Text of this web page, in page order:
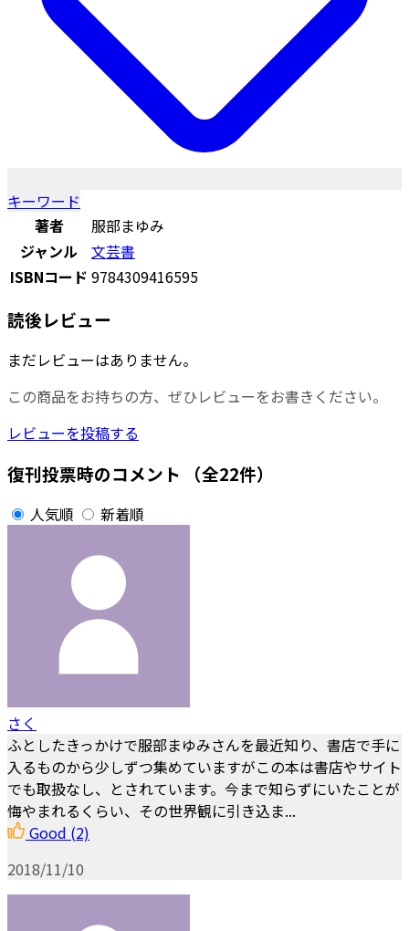
キーワード
著者
服部まゆみ
ジャンル
文芸書
ISBNコード 9784309416595
読後レビュー
まだレビューはありません。
この商品をお持ちの方、ぜひレビューをお書きください。
レビューを投稿する
復刊投票時のコメント （全22件）
人気順 新着順
さく
ふとしたきっかけで服部まゆみさんを最近知り、書店で手に
入るものから少しずつ集めていますがこの本は書店やサイト
でも取扱なし、とされています。今まで知らずにいたことが
悔やまれるくらい、その世界観に引き込ま...
Good (2)
2018/11/10